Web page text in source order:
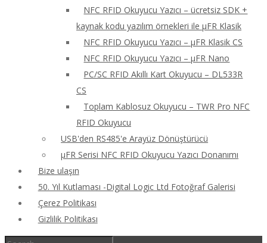
NFC RFID Okuyucu Yazıcı – ücretsiz SDK +
kaynak kodu yazılım örnekleri ile μFR Klasik
NFC RFID Okuyucu Yazıcı – μFR Klasik CS
NFC RFID Okuyucu Yazıcı – μFR Nano
PC/SC RFID Akıllı Kart Okuyucu – DL533R
CS
Toplam Kablosuz Okuyucu – TWR Pro NFC
RFID Okuyucu
USB'den RS485'e Arayüz Dönüştürücü
μFR Serisi NFC RFID Okuyucu Yazıcı Donanımı
Bize ulaşın
50. Yıl Kutlaması -Digital Logic Ltd Fotoğraf Galerisi
Çerez Politikası
Gizlilik Politikası